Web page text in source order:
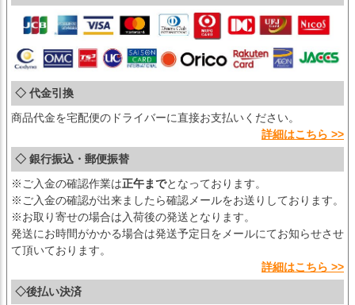
◇ 代金引換
商品代金を宅配便のドライバーに直接お支払いください。
詳細はこちら >>
◇ 銀行振込・郵便振替
※ご入金の確認作業は正午までとなっております。
※ご入金の確認が出来ましたら確認メールをお送りしております。
※お取り寄せの場合は入荷後の発送となります。
発送にお時間がかかる場合は発送予定日をメールにてお知らせさせ
て頂いております。
詳細はこちら >>
◇後払い決済